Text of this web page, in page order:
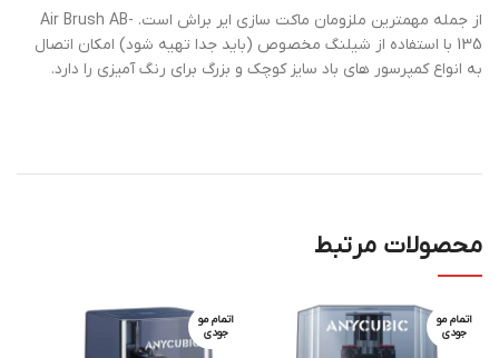
از جمله مهمترین ملزومان ماکت سازی ایر براش است. Air Brush AB-
135 با استفاده از شیلنگ مخصوص (باید جدا تهیه شود) امکان اتصال
به انواع کمپرسور های باد سایز کوچک و بزرگ برای رنگ آمیزی را دارد.
محصولات مرتبط
اتمام مو
جودی
اتمام مو
جودی